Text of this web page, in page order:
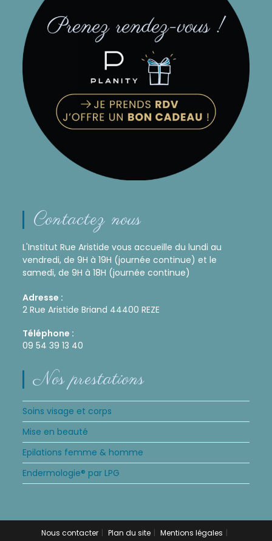
Contactez nous
L'Institut Rue Aristide vous accueille du lundi au
vendredi, de 9H à 19H (journée continue) et le
samedi, de 9H à 18H (journée continue)
Adresse :
2 Rue Aristide Briand 44400 REZE
Téléphone :
09 54 39 13 40
Nos prestations
Soins visage et corps
Mise en beauté
Epilations femme & homme
Endermologie® par LPG
Nous contacter Plan du site
Mentions légales